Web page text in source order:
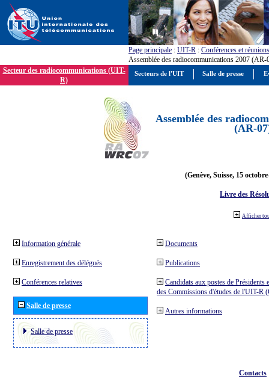
Page principale : UIT-R : Conférences et réunions
Assemblée des radiocommunications 2007 (AR-
Secteur des radiocommunications (UIT-
R)
Assemblée des
(AR-
(Genève, Suisse, 15
Livre des
Afficher
Information générale
Enregistrement des délégués
Conférences relatives
Salle de presse
Salle de presse
Documents
Publications
Candidats aux postes de Présidents
des Commissions d'études de l'UIT-R
Autres informations
Contacts
Secteurs de l'UIT Salle de presse